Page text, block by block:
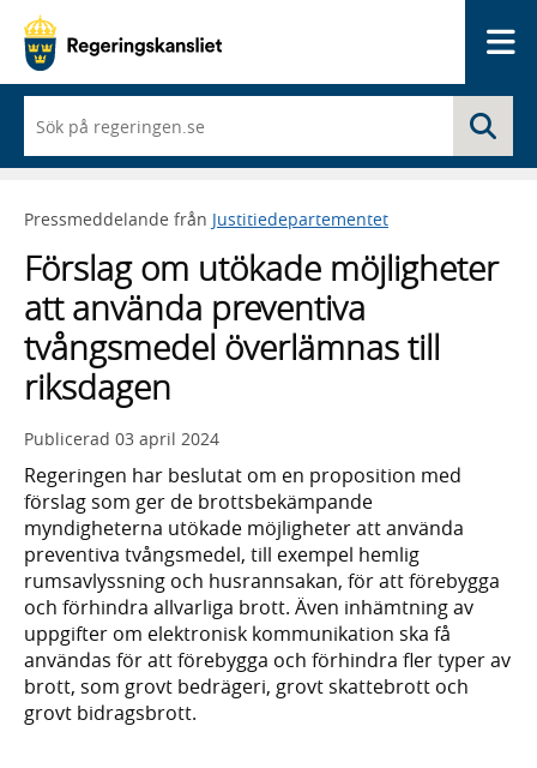
du
börjar
skriva
framträder
lista
med
sökförslag
Pressmeddelande från Justitiedepartementet
Förslag om utökade möjligheter
att använda preventiva
tvångsmedel överlämnas till
riksdagen
Publicerad 03 april 2024
Regeringen har beslutat om en proposition med
förslag som ger de brottsbekämpande
myndigheterna utökade möjligheter att använda
preventiva tvångsmedel, till exempel hemlig
rumsavlyssning och husrannsakan, för att förebygga
och förhindra allvarliga brott. Även inhämtning av
uppgifter om elektronisk kommunikation ska få
användas för att förebygga och förhindra fler typer av
brott, som grovt bedrägeri, grovt skattebrott och
grovt bidragsbrott.